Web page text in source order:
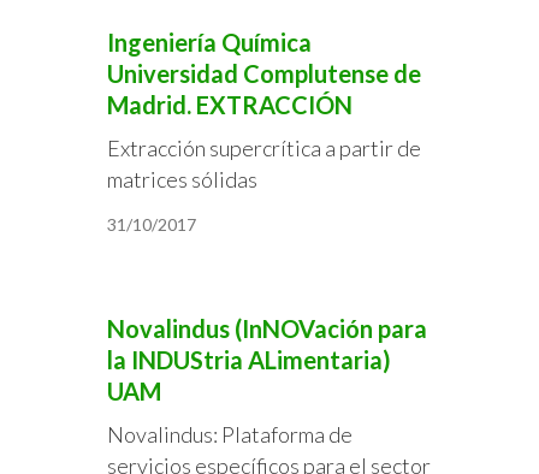
Ingeniería Química
Universidad Complutense de
Madrid. EXTRACCIÓN
Extracción supercrítica a partir de
matrices sólidas
31/10/2017
Novalindus (InNOVación para
la INDUStria ALimentaria)
UAM
Novalindus: Plataforma de
servicios específicos para el sector